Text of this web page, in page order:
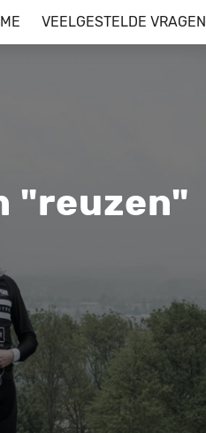
VEELGESTELDE VRAGEN
"reuzen"